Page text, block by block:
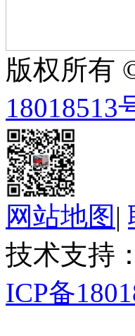
版权所有
18018513
网站地图 |
技术支持：
ICP备